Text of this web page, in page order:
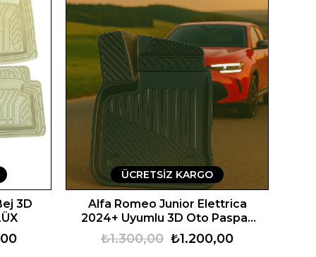
3D
Alfa Romeo Junior Elettrica
2024+ Uyumlu 3D Oto Paspas
Premium₺1.200,00
₺1.300,00
ÜCRETSIZ KARGO